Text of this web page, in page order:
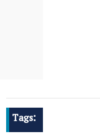
Tags: